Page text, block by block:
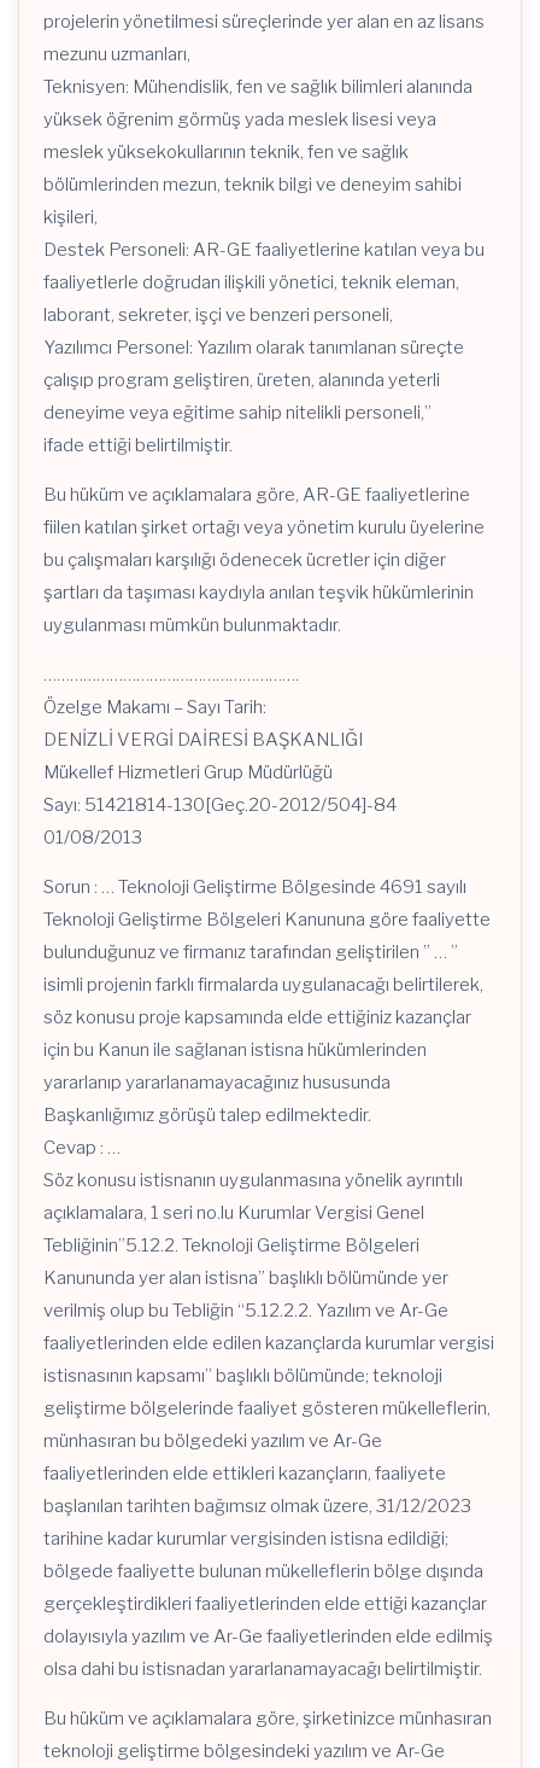
projelerin yönetilmesi süreçlerinde yer alan en az lisans
mezunu uzmanları,
Teknisyen: Mühendislik, fen ve sağlık bilimleri alanında
yüksek öğrenim görmüş yada meslek lisesi veya
meslek yüksekokullarının teknik, fen ve sağlık
bölümlerinden mezun, teknik bilgi ve deneyim sahibi
kişileri,
Destek Personeli: AR-GE faaliyetlerine katılan veya bu
faaliyetlerle doğrudan ilişkili yönetici, teknik eleman,
laborant, sekreter, işçi ve benzeri personeli,
Yazılımcı Personel: Yazılım olarak tanımlanan süreçte
çalışıp program geliştiren, üreten, alanında yeterli
deneyime veya eğitime sahip nitelikli personeli,”
ifade ettiği belirtilmiştir.
Bu hüküm ve açıklamalara göre, AR-GE faaliyetlerine
fiilen katılan şirket ortağı veya yönetim kurulu üyelerine
bu çalışmaları karşılığı ödenecek ücretler için diğer
şartları da taşıması kaydıyla anılan teşvik hükümlerinin
uygulanması mümkün bulunmaktadır.
………………………………………………….
Özelge Makamı – Sayı Tarih:
DENİZLİ VERGİ DAİRESİ BAŞKANLIĞI
Mükellef Hizmetleri Grup Müdürlüğü
Sayı: 51421814-130[Geç.20-2012/504]-84
01/08/2013
Sorun : … Teknoloji Geliştirme Bölgesinde 4691 sayılı
Teknoloji Geliştirme Bölgeleri Kanununa göre faaliyette
bulunduğunuz ve firmanız tarafından geliştirilen ” … ”
isimli projenin farklı firmalarda uygulanacağı belirtilerek,
söz konusu proje kapsamında elde ettiğiniz kazançlar
için bu Kanun ile sağlanan istisna hükümlerinden
yararlanıp yararlanamayacağınız hususunda
Başkanlığımız görüşü talep edilmektedir.
Cevap : …
Söz konusu istisnanın uygulanmasına yönelik ayrıntılı
açıklamalara, 1 seri no.lu Kurumlar Vergisi Genel
Tebliğinin”5.12.2. Teknoloji Geliştirme Bölgeleri
Kanununda yer alan istisna” başlıklı bölümünde yer
verilmiş olup bu Tebliğin “5.12.2.2. Yazılım ve Ar-Ge
faaliyetlerinden elde edilen kazançlarda kurumlar vergisi
istisnasının kapsamı” başlıklı bölümünde; teknoloji
geliştirme bölgelerinde faaliyet gösteren mükelleflerin,
münhasıran bu bölgedeki yazılım ve Ar-Ge
faaliyetlerinden elde ettikleri kazançların, faaliyete
başlanılan tarihten bağımsız olmak üzere, 31/12/2023
tarihine kadar kurumlar vergisinden istisna edildiği;
bölgede faaliyette bulunan mükelleflerin bölge dışında
gerçekleştirdikleri faaliyetlerinden elde ettiği kazançlar
dolayısıyla yazılım ve Ar-Ge faaliyetlerinden elde edilmiş
olsa dahi bu istisnadan yararlanamayacağı belirtilmiştir.
Bu hüküm ve açıklamalara göre, şirketinizce münhasıran
teknoloji geliştirme bölgesindeki yazılım ve Ar-Ge